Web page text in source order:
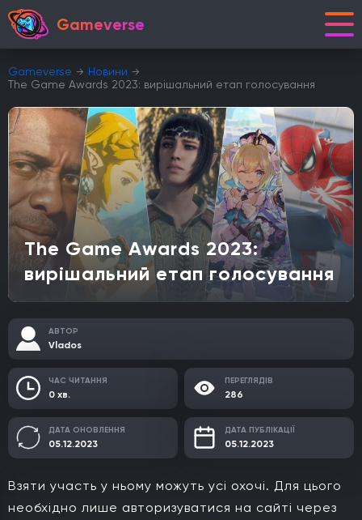
Gameverse
Gameverse
Новини
The Game Awards 2023: вирішальний етап голосування
The Game Awards 2023:
вирішальний етап голосування
АВТОР
Vlados
ЧАС ЧИТАННЯ
0 хв.
ПЕРЕГЛЯДІВ
286
ДАТА ОНОВЛЕННЯ
05.12.2023
ДАТА ПУБЛІКАЦІЇ
05.12.2023
Взяти участь у ньому можуть усі охочі. Для цього
необхідно лише авторизуватися на сайті через